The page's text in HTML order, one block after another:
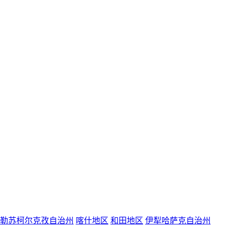
苏柯尔克孜自治州 喀什地区 和田地区 伊犁哈萨克自治州